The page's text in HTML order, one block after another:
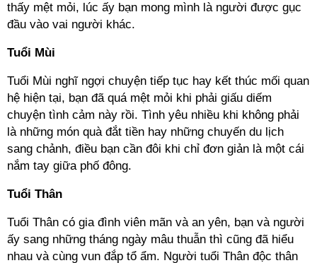
thấy mệt mỏi, lúc ấy bạn mong mình là người được gục
đầu vào vai người khác.
Tuổi Mùi
Tuổi Mùi nghĩ ngợi chuyện tiếp tục hay kết thúc mối quan
hệ hiện tại, bạn đã quá mệt mỏi khi phải giấu diếm
chuyện tình cảm này rồi. Tình yêu nhiều khi không phải
là những món quà đắt tiền hay những chuyến du lịch
sang chảnh, điều bạn cần đôi khi chỉ đơn giản là một cái
nắm tay giữa phố đông.
Tuổi Thân
Tuổi Thân có gia đình viên mãn và an yên, bạn và người
ấy sang những tháng ngày mâu thuẫn thì cũng đã hiểu
nhau và cùng vun đắp tổ ẩm. Người tuổi Thân độc thân